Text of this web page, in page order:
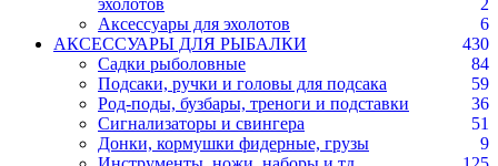
эхолотов
2
Аксессуары для эхолотов
6
АКСЕССУАРЫ ДЛЯ РЫБАЛКИ
430
Садки рыболовные
84
Подсаки, ручки и головы для подсака
59
Род-поды, бузбары, треноги и подставки
36
Сигнализаторы и свингера
51
Донки, кормушки фидерные, грузы
9